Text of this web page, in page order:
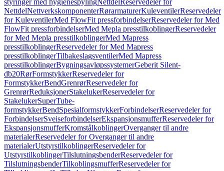
styringer med hygienespylingNettdelReservedeler for
NettdelNettverkskomponenterRørarmaturerKuleventilerReservedeler
for KuleventilerMed FlowFit pressforbindelserReservedeler for Med
FlowFit pressforbindelserMed Mepla presstilkoblingerReservedeler
for Med Mepla presstilkoblingerMed Mapress
presstilkoblingerReservedeler for Med Mapress
presstilkoblingerTilbakeslagsventilerMed Mapress
presstilkoblingerBygningsavløpssystemerGeberit Silent-
db20RørFormstykkerReservedeler for
FormstykkerBendGrenrørReservedeler for
GrenrørReduksjonerStakelukerReservedeler for
StakelukerSuperTube-
formstykkerBendSpesialformstykkerForbindelserReservedeler for
ForbindelserSveiseforbindelserEkspansjonsmufferReservedeler for
EkspansjonsmufferKromstålkoblingerOverganger til andre
materialerReservedeler for Overganger til andre
materialerUtstyrstilkoblingerReservedeler for
UtstyrstilkoblingerTilslutningsbenderReservedeler for
TilslutningsbenderTilkoblingsmufferReservedeler for